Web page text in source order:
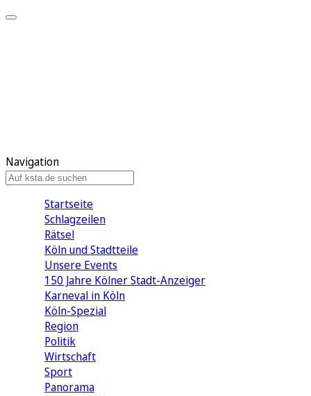
Navigation
Startseite
Schlagzeilen
Rätsel
Köln und Stadtteile
Unsere Events
150 Jahre Kölner Stadt-Anzeiger
Karneval in Köln
Köln-Spezial
Region
Politik
Wirtschaft
Sport
Panorama